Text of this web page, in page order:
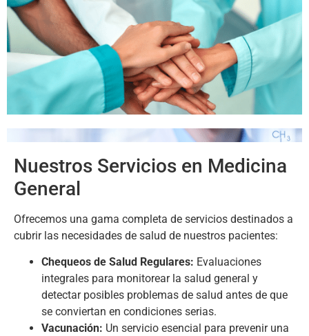
Nuestros Servicios en Medicina
General
Ofrecemos una gama completa de servicios destinados a
cubrir las necesidades de salud de nuestros pacientes:
Chequeos de Salud Regulares: Evaluaciones
integrales para monitorear la salud general y
detectar posibles problemas de salud antes de que
se conviertan en condiciones serias.
Vacunación: Un servicio esencial para prevenir una